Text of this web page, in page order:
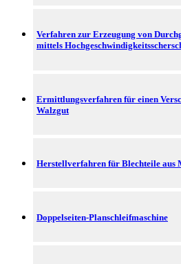
Verfahren zur Erzeugung von
mittels
Ermittlungsverfahren für einen
Walzgut
Herstellverfahren für Blechteile aus
Doppelseiten-Planschleifmaschine